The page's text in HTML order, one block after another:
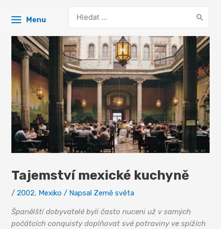
Menu
for:
Tajemství mexické kuchyně
/ 2002, Mexiko / Napsal Země světa
Španělští dobyvatelé byli často nuceni už v samých
počátcích conquisty doplňovat své potraviny ve spížích